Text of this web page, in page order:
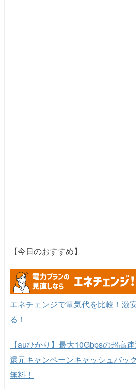
【今日のおすすめ】
エネチェンジで電気代を比較！激
る！
【auひかり】最大10Gbpsの超高
還元キャンペーンキャッシュバッ
無料！